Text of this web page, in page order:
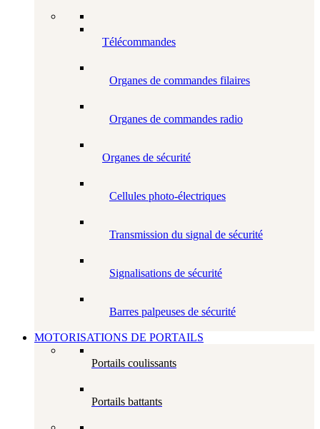
Télécommandes
Organes de commandes filaires
Organes de commandes radio
Organes de sécurité
Cellules photo-électriques
Transmission du signal de sécurité
Signalisations de sécurité
Barres palpeuses de sécurité
MOTORISATIONS DE PORTAILS
Portails coulissants
Portails battants